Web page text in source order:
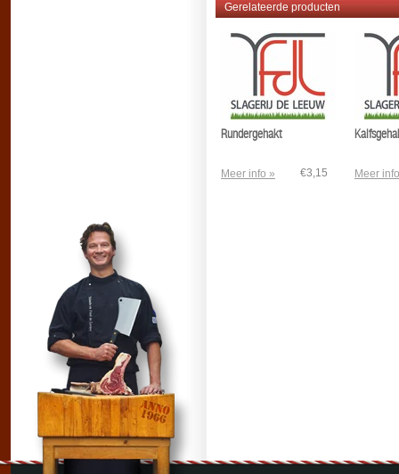
Gerelateerde producten
Rundergehakt
Meer info » €3,15 Meer